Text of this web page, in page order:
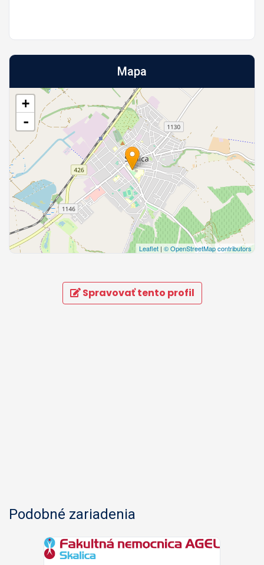
Mapa
+
-
Leaflet | © OpenStreetMap contributors
Spravovať tento profil
Podobné zariadenia